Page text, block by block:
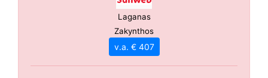
Laganas
Zakynthos
v.a. € 407